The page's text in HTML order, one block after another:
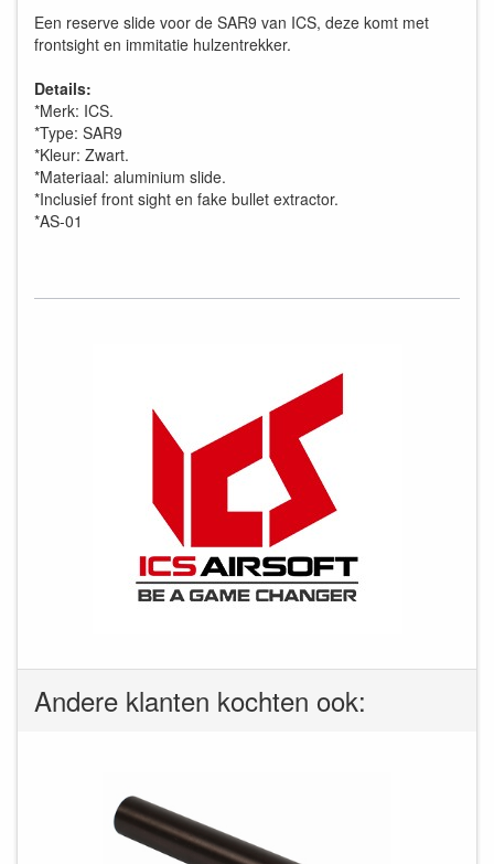
Een reserve slide voor de SAR9 van ICS, deze komt met
frontsight en immitatie hulzentrekker.
Details:
*Merk: ICS.
*Type: SAR9
*Kleur: Zwart.
*Materiaal: aluminium slide.
*Inclusief front sight en fake bullet extractor.
*AS-01
Andere klanten kochten ook: